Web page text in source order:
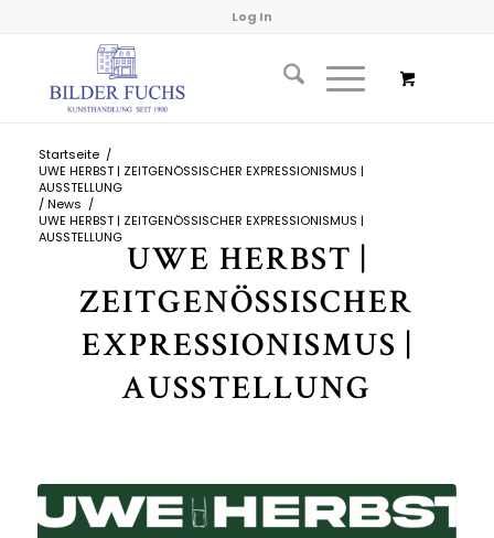
Log In
Startseite /
UWE HERBST | ZEITGENÖSSISCHER EXPRESSIONISMUS |
AUSSTELLUNG
/ News /
UWE HERBST | ZEITGENÖSSISCHER EXPRESSIONISMUS |
AUSSTELLUNG
UWE HERBST |
ZEITGENÖSSISCHER
EXPRESSIONISMUS |
AUSSTELLUNG